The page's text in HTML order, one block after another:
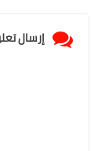
إرسال